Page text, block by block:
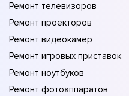
Ремонт телевизоров
Ремонт проекторов
Ремонт видеокамер
Ремонт игровых приставок
Ремонт ноутбуков
Ремонт фотоаппаратов